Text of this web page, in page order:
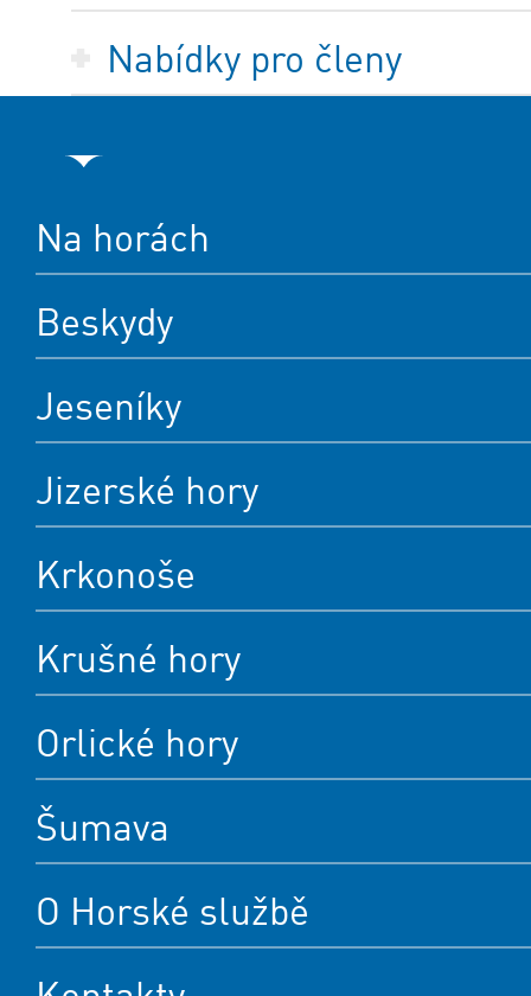
Nabídky pro členy
Na horách
Beskydy
Jeseníky
Jizerské hory
Krkonoše
Krušné hory
Orlické hory
Šumava
O Horské službě